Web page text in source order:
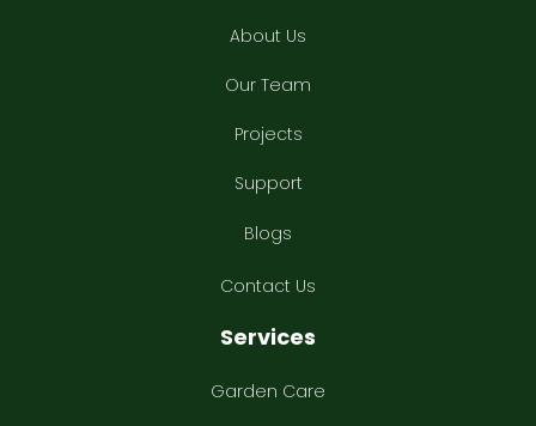
About Us
Our Team
Projects
Support
Blogs
Contact Us
Services
Garden Care